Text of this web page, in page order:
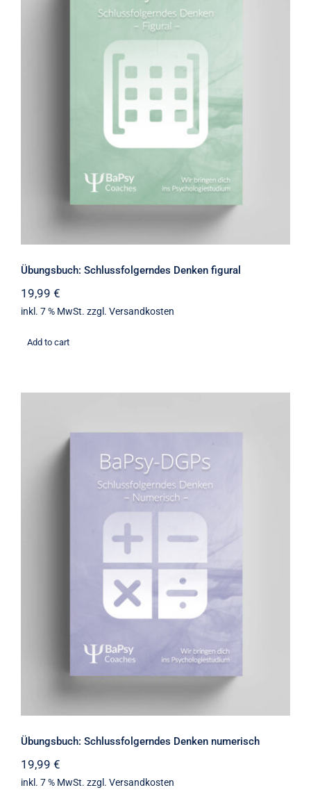
Übungsbuch: Schlussfolgerndes
Denken figural
Übungsbuch: Schlussfolgerndes Denken figural
19,99 €
inkl. 7 % MwSt. zzgl. Versandkosten
Add to cart
Übungsbuch: Schlussfolgerndes
Denken numerisch
Übungsbuch: Schlussfolgerndes Denken numerisch
19,99 €
inkl. 7 % MwSt. zzgl. Versandkosten